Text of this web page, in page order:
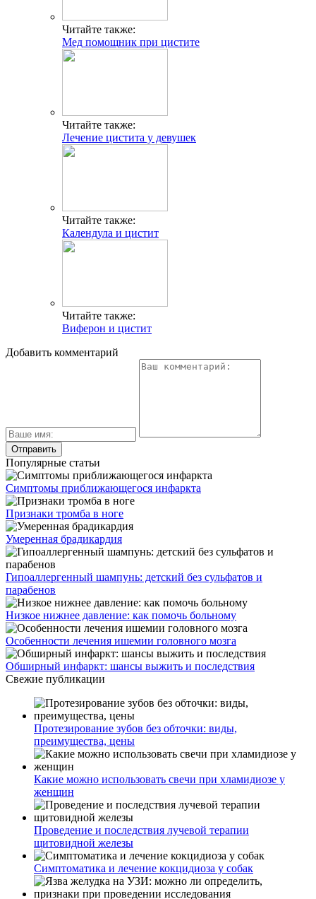
Читайте также:
Мед помощник при цистите
Читайте также:
Лечение цистита у девушек
Читайте также:
Календула и цистит
Читайте также:
Виферон и цистит
Добавить комментарий
Популярные статьи
Симптомы приближающегося инфаркта
Признаки тромба в ноге
Умеренная брадикардия
Гипоаллергенный шампунь: детский без сульфатов и
парабенов
Низкое нижнее давление: как помочь больному
Особенности лечения ишемии головного мозга
Обширный инфаркт: шансы выжить и последствия
Свежие публикации
Протезирование зубов без обточки: виды,
преимущества, цены
Какие можно использовать свечи при хламидиозе у
женщин
Проведение и последствия лучевой терапии
щитовидной железы
Симптоматика и лечение кокцидиоза у собак